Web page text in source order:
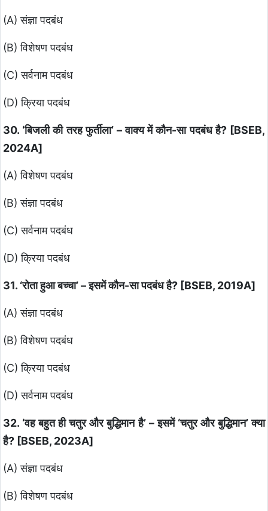
(A) संज्ञा पदबंध
(B) विशेषण पदबंध
(C) सर्वनाम पदबंध
(D) क्रिया पदबंध
30. ‘बिजली की तरह फुर्तीला’ – वाक्य में कौन-सा पदबंध है? [BSEB,
2024A]
(A) विशेषण पदबंध
(B) संज्ञा पदबंध
(C) सर्वनाम पदबंध
(D) क्रिया पदबंध
31. ‘रोता हुआ बच्चा’ – इसमें कौन-सा पदबंध है? [BSEB, 2019A]
(A) संज्ञा पदबंध
(B) विशेषण पदबंध
(C) क्रिया पदबंध
(D) सर्वनाम पदबंध
32. ‘वह बहुत ही चतुर और बुद्धिमान है’ – इसमें ‘चतुर और बुद्धिमान’ क्या
है? [BSEB, 2023A]
(A) संज्ञा पदबंध
(B) विशेषण पदबंध